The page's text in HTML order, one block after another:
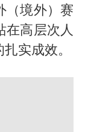
（境外）赛
在高层次人
实成效。